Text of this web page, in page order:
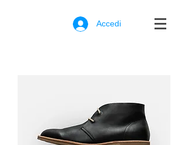
Accedi